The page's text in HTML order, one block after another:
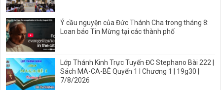
Ý cầu nguyện của Đức Thánh Cha trong tháng 8:
Loan báo Tin Mừng tại các thành phố
Lớp Thánh Kinh Trực Tuyến ĐC Stephano Bài 222 |
Sách MA-CA-BÊ Quyển 1 I Chương 1 | 19g30 |
7/8/2026